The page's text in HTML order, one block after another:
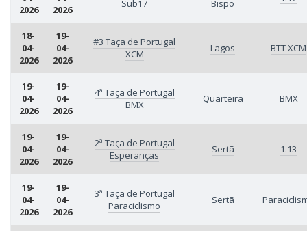
2026
2026
Sub17
Bispo
18-
04-
2026
19-
04-
2026
#3 Taça de Portugal
XCM
Lagos BTT XCM
19-
04-
2026
19-
04-
2026
4ª Taça de Portugal
BMX
Quarteira BMX
19-
04-
2026
19-
04-
2026
2ª Taça de Portugal
Esperanças
Sertã 1.13
19-
04-
2026
19-
04-
2026
3ª Taça de Portugal
Paraciclismo
Sertã